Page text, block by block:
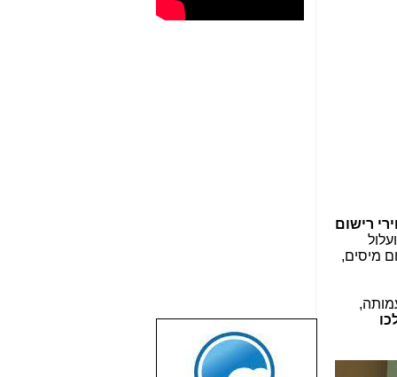
רישום
כ- 6 מיליון ש"ח (מכלל כ-11 מיליון ש"ח תקציב שנתי ל-2019), ועלול
מיסים,
שבוע טוב לכל
הגולשים באשר
הם!!!